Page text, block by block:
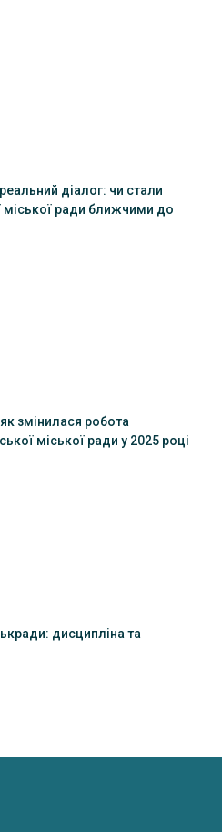
діалог: чи стали
міської ради ближчими до
як змінилася робота
міської ради у 2025 році
дисципліна та